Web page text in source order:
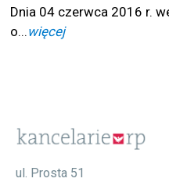
Dnia 04 czerwca 2016 r.
o...więcej
ul. Prosta 51